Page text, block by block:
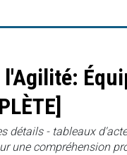
détails - tableaux
une compréhension